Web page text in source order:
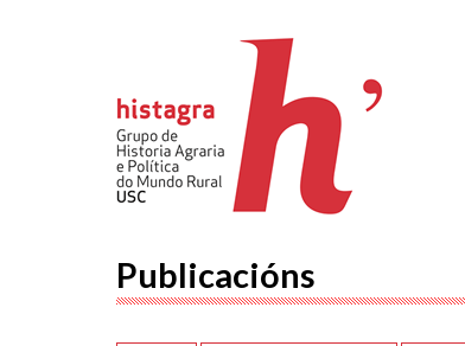
Publicacións